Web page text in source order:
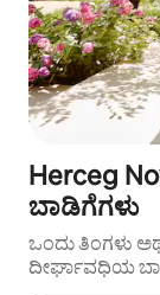
Herceg
ಬಾಡಿಗೆಗಳು
ಒಂದು ತಿಂಗಳು
ದೀರ್ಘಾವಧಿಯ